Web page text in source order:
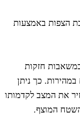
הצפות באמצעות
חזקות
כך ניתן
את המצב לקדמותו
המוצף.